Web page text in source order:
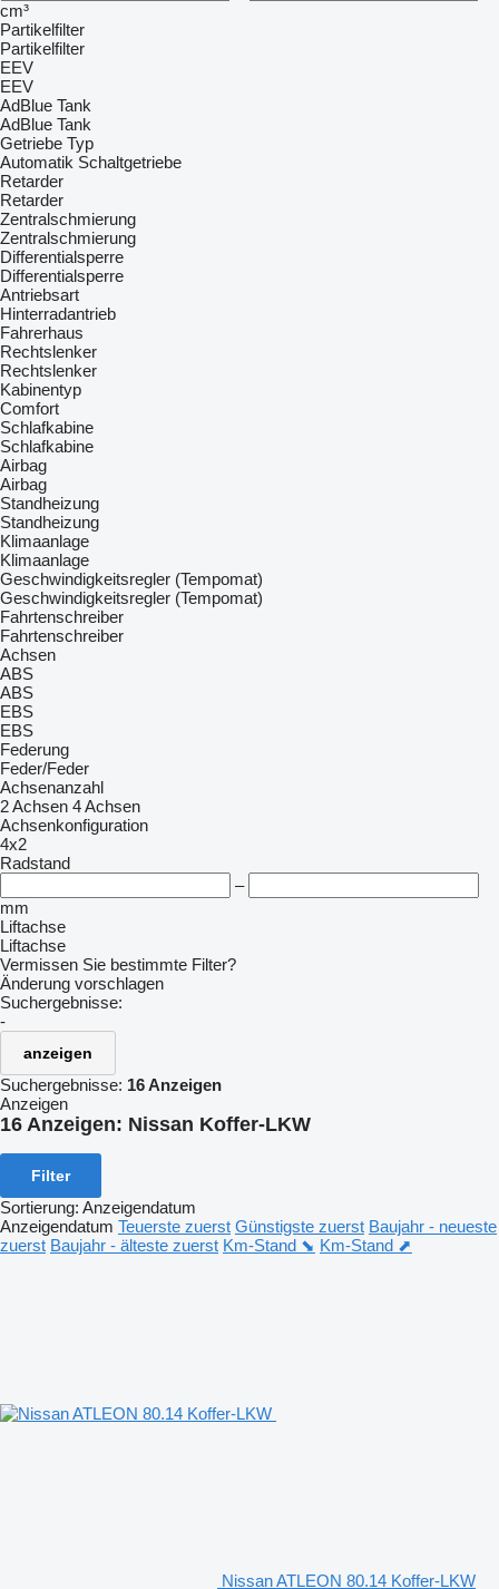
cm³
Partikelfilter
Partikelfilter
EEV
EEV
AdBlue Tank
AdBlue Tank
Getriebe Typ
Automatik Schaltgetriebe
Retarder
Retarder
Zentralschmierung
Zentralschmierung
Differentialsperre
Differentialsperre
Antriebsart
Hinterradantrieb
Fahrerhaus
Rechtslenker
Rechtslenker
Kabinentyp
Comfort
Schlafkabine
Schlafkabine
Airbag
Airbag
Standheizung
Standheizung
Klimaanlage
Klimaanlage
Geschwindigkeitsregler (Tempomat)
Geschwindigkeitsregler (Tempomat)
Fahrtenschreiber
Fahrtenschreiber
Achsen
ABS
ABS
EBS
EBS
Federung
Feder/Feder
Achsenanzahl
2 Achsen 4 Achsen
Achsenkonfiguration
4x2
Radstand
–
mm
Liftachse
Liftachse
Vermissen Sie bestimmte Filter?
Änderung vorschlagen
Suchergebnisse:
-
anzeigen
Suchergebnisse: 16 Anzeigen
Anzeigen
16 Anzeigen: Nissan Koffer-LKW
Filter
Sortierung: Anzeigendatum
Anzeigendatum Teuerste zuerst Günstigste zuerst Baujahr - neueste
zuerst Baujahr - älteste zuerst Km-Stand ⬊ Km-Stand ⬈
Nissan ATLEON 80.14 Koffer-LKW